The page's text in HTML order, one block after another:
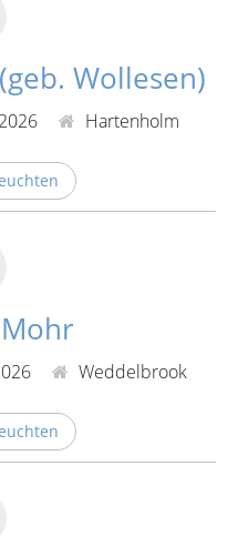
Wollesen)
Hartenholm
Weddelbrook